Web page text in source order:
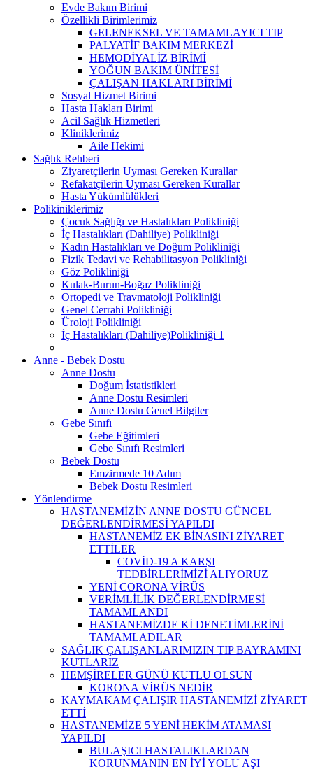
Evde Bakım Birimi
Özellikli Birimlerimiz
GELENEKSEL VE TAMAMLAYICI TIP
PALYATİF BAKIM MERKEZİ
HEMODİYALİZ BİRİMİ
YOĞUN BAKIM ÜNİTESİ
ÇALIŞAN HAKLARI BİRİMİ
Sosyal Hizmet Birimi
Hasta Hakları Birimi
Acil Sağlık Hizmetleri
Kliniklerimiz
Aile Hekimi
Sağlık Rehberi
Ziyaretçilerin Uyması Gereken Kurallar
Refakatçilerin Uyması Gereken Kurallar
Hasta Yükümlülükleri
Polikiniklerimiz
Çocuk Sağlığı ve Hastalıkları Polikliniği
İç Hastalıkları (Dahiliye) Polikliniği
Kadın Hastalıkları ve Doğum Polikliniği
Fizik Tedavi ve Rehabilitasyon Polikliniği
Göz Polikliniği
Kulak-Burun-Boğaz Polikliniği
Ortopedi ve Travmatoloji Polikliniği
Genel Cerrahi Polikliniği
Üroloji Polikliniği
İç Hastalıkları (Dahiliye)Polikliniği 1
Anne - Bebek Dostu
Anne Dostu
Doğum İstatistikleri
Anne Dostu Resimleri
Anne Dostu Genel Bilgiler
Gebe Sınıfı
Gebe Eğitimleri
Gebe Sınıfı Resimleri
Bebek Dostu
Emzirmede 10 Adım
Bebek Dostu Resimleri
Yönlendirme
HASTANEMİZİN ANNE DOSTU GÜNCEL
DEĞERLENDİRMESİ YAPILDI
HASTANEMİZ EK BİNASINI ZİYARET
ETTİLER
COVİD-19 A KARŞI
TEDBİRLERİMİZİ ALIYORUZ
YENİ CORONA VİRÜS
VERİMLİLİK DEĞERLENDİRMESİ
TAMAMLANDI
HASTANEMİZDE Kİ DENETİMLERİNİ
TAMAMLADILAR
SAĞLIK ÇALIŞANLARIMIZIN TIP BAYRAMINI
KUTLARIZ
HEMŞİRELER GÜNÜ KUTLU OLSUN
KORONA VİRÜS NEDİR
KAYMAKAM ÇALIŞIR HASTANEMİZİ ZİYARET
ETTİ
HASTANEMİZE 5 YENİ HEKİM ATAMASI
YAPILDI
BULAŞICI HASTALIKLARDAN
KORUNMANIN EN İYİ YOLU AŞI